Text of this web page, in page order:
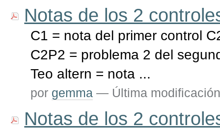
Notas de los 2
C1 = nota del primer control
C2P2 = problema 2 del
Teo altern = nota ...
por gemma — Última
Notas de los 2